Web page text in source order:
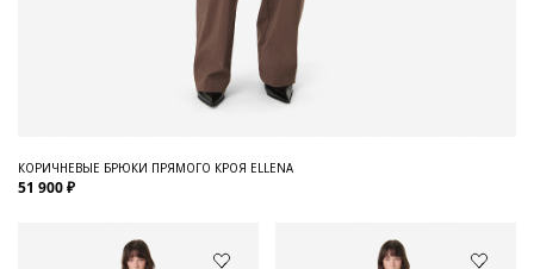
КОРИЧНЕВЫЕ БРЮКИ ПРЯМОГО КРОЯ ELLENA
51 900 ₽